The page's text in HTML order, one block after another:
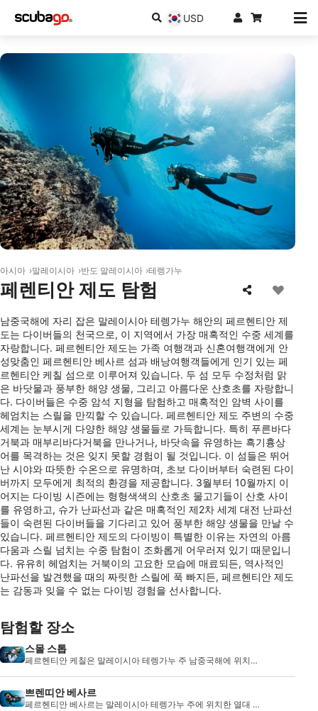
USD
아시아 말레이시아 반도 말레이시아 테렝가누
페렌티안 제도 탐험
남중국해에 자리 잡은 말레이시아 테렝가누 해안의 페르헨티안 제
도는 다이버들의 천국으로, 이 지역에서 가장 매혹적인 수중 세계를
자랑합니다. 페르헨티안 제도는 가족 여행객과 신혼여행객에게 안
성맞춤인 페르헨티안 베사르 섬과 배낭여행객들에게 인기 있는 페
르헨티안 케칠 섬으로 이루어져 있습니다. 두 섬 모두 수정처럼 맑
은 바닷물과 풍부한 해양 생물, 그리고 아름다운 산호초를 자랑합니
다. 다이버들은 수중 암석 지형을 탐험하고 매혹적인 암벽 사이를
헤엄치는 스릴을 만끽할 수 있습니다. 페르헨티안 제도 주변의 수중
세계는 눈부시게 다양한 해양 생물들로 가득합니다. 특히 푸른바다
거북과 매부리바다거북을 만나거나, 바닷속을 유영하는 흑기흉상
어를 목격하는 것은 잊지 못할 경험이 될 것입니다. 이 섬들은 뛰어
난 시야와 따뜻한 수온으로 유명하며, 초보 다이버부터 숙련된 다이
버까지 모두에게 최적의 환경을 제공합니다. 3월부터 10월까지 이
어지는 다이빙 시즌에는 형형색색의 산호초 물고기들이 산호 사이
를 유영하고, 슈가 난파선과 같은 매혹적인 제2차 세계 대전 난파선
들이 숙련된 다이버들을 기다리고 있어 풍부한 해양 생물을 만날 수
있습니다. 페르헨티안 제도의 다이빙이 특별한 이유는 자연의 아름
다움과 스릴 넘치는 수중 탐험이 조화롭게 어우러져 있기 때문입니
다. 유유히 헤엄치는 거북이의 고요한 모습에 매료되든, 역사적인
난파선을 발견했을 때의 짜릿한 스릴에 푹 빠지든, 페르헨티안 제도
는 감동과 잊을 수 없는 다이빙 경험을 선사합니다.
탐험할 장소
스몰 스톱
페르헨티안 케칠은 말레이시아 테렝가누 주 남중국해에 위치한
쁘렌띠안 베사르
페르헨티안 베사르는 말레이시아 테렝가누 주에 위치한 열대 섬